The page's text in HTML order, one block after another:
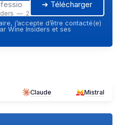
— 2026
➔ Télécharger
j’accepte d’être contacté(e)
Wine Insiders et ses
Claude Mistral